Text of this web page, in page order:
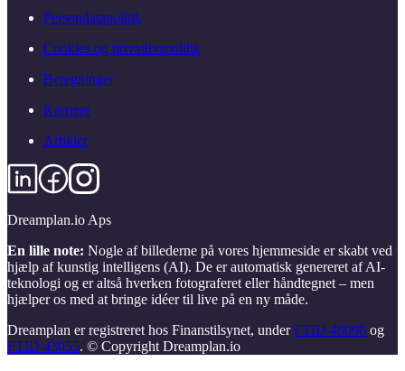
Persondatapolitik
Cookies og privatlivspolitik
Beregninger
Karriere
Artikler
Dreamplan.io Aps
En lille note: Nogle af billederne på vores hjemmeside er skabt ved
hjælp af kunstig intelligens (AI). De er automatisk genereret af AI-
teknologi og er altså hverken fotograferet eller håndtegnet – men
hjælper os med at bringe idéer til live på en ny måde.
Dreamplan er registreret hos Finanstilsynet, underFTID 48096 og
FTID 43055. © Copyright Dreamplan.io